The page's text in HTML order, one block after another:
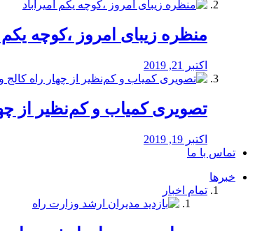
منظره‌‌ زیبای امروز ،کوچه یکم
اکتبر 21, 2019
️تصویری کمیاب و کم‌نظیر از چهار
اکتبر 19, 2019
تماس با ما
خبرها
تمام اخبار